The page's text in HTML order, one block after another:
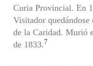
Curia Provincial. En
Visitador
de la Caridad. Murió
de 1833. 7